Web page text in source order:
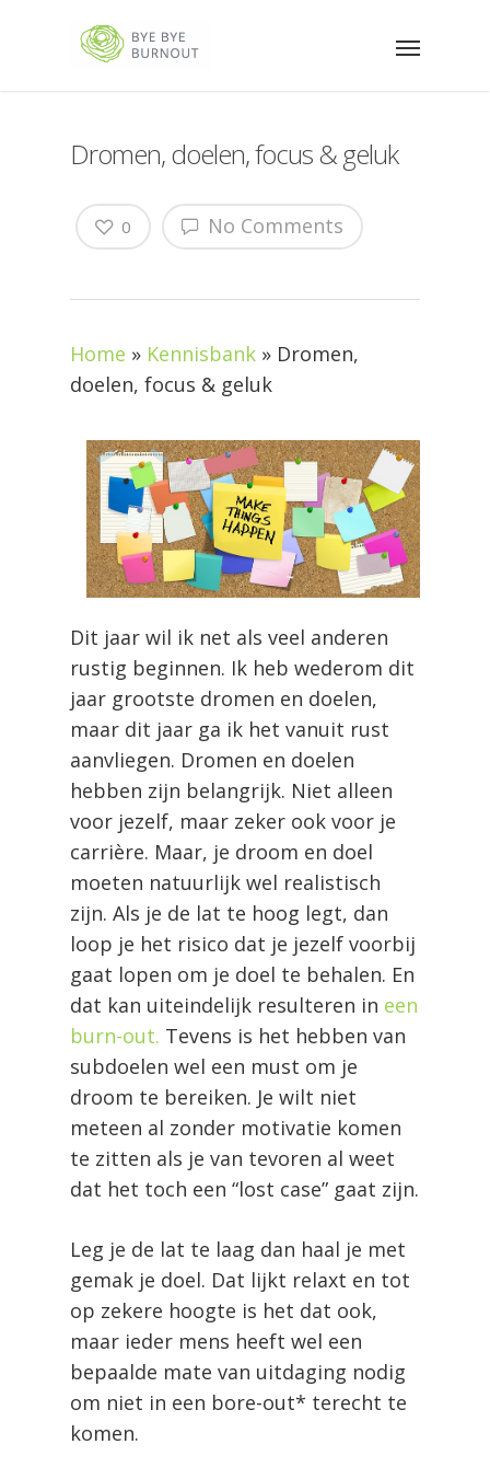
Dromen, doelen, focus & geluk
No Comments
0
Home » Kennisbank » Dromen,
doelen, focus & geluk
Dit jaar wil ik net als veel anderen
rustig beginnen. Ik heb wederom dit
jaar grootste dromen en doelen,
maar dit jaar ga ik het vanuit rust
aanvliegen. Dromen en doelen
hebben zijn belangrijk. Niet alleen
voor jezelf, maar zeker ook voor je
carrière. Maar, je droom en doel
moeten natuurlijk wel realistisch
zijn. Als je de lat te hoog legt, dan
loop je het risico dat je jezelf voorbij
gaat lopen om je doel te behalen. En
dat kan uiteindelijk resulteren in een
burn-out. Tevens is het hebben van
subdoelen wel een must om je
droom te bereiken. Je wilt niet
meteen al zonder motivatie komen
te zitten als je van tevoren al weet
dat het toch een “lost case” gaat zijn.
Leg je de lat te laag dan haal je met
gemak je doel. Dat lijkt relaxt en tot
op zekere hoogte is het dat ook,
maar ieder mens heeft wel een
bepaalde mate van uitdaging nodig
om niet in een bore-out* terecht te
komen.